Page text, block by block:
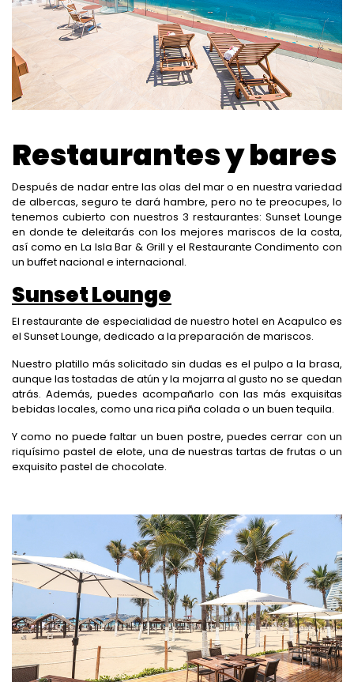
Restaurantes y bares
Después de nadar entre las olas del mar o en nuestra variedad
de albercas, seguro te dará hambre, pero no te preocupes, lo
tenemos cubierto con nuestros 3 restaurantes: Sunset Lounge
en donde te deleitarás con los mejores mariscos de la costa,
así como en La Isla Bar & Grill y el Restaurante Condimento con
un buffet nacional e internacional.
Sunset Lounge
El restaurante de especialidad de nuestro hotel en Acapulco es
el Sunset Lounge, dedicado a la preparación de mariscos.
Nuestro platillo más solicitado sin dudas es el pulpo a la brasa,
aunque las tostadas de atún y la mojarra al gusto no se quedan
atrás. Además, puedes acompañarlo con las más exquisitas
bebidas locales, como una rica piña colada o un buen tequila.
Y como no puede faltar un buen postre, puedes cerrar con un
riquísimo pastel de elote, una de nuestras tartas de frutas o un
exquisito pastel de chocolate.